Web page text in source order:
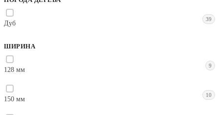
Дуб
39
ШИРИНА
128 мм
9
150 мм
10